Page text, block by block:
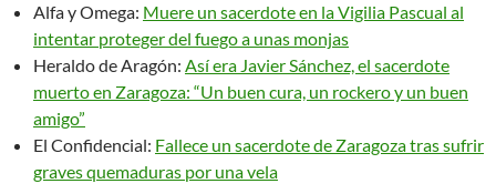
Alfa y Omega: Muere un sacerdote en la Vigilia Pascual al
intentar proteger del fuego a unas monjas
Heraldo de Aragón: Así era Javier Sánchez, el sacerdote
muerto en Zaragoza: “Un buen cura, un rockero y un buen
amigo”
El Confidencial: Fallece un sacerdote de Zaragoza tras sufrir
graves quemaduras por una vela